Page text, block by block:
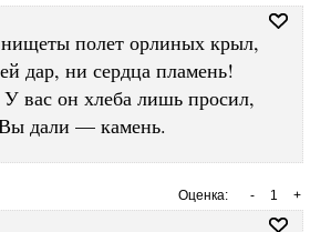
полет орлиных крыл,
дар, ни сердца пламень!
вас он хлеба лишь просил,
дали — камень.
Оценка: +
1
-